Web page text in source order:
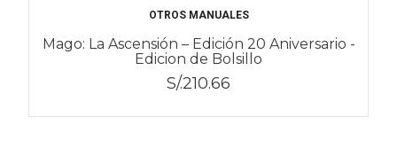
OTROS MANUALES
Mago: La Ascensión – Edición 20 Aniversario -
Edicion de Bolsillo
S/.210.66